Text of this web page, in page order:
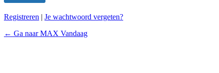
Registreren | Je wachtwoord vergeten?
← Ga naar MAX Vandaag